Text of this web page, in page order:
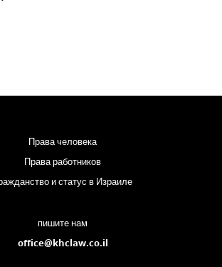
Права человека
Права работников
и статус в Израиле
пишите нам
office@khclaw.co.il